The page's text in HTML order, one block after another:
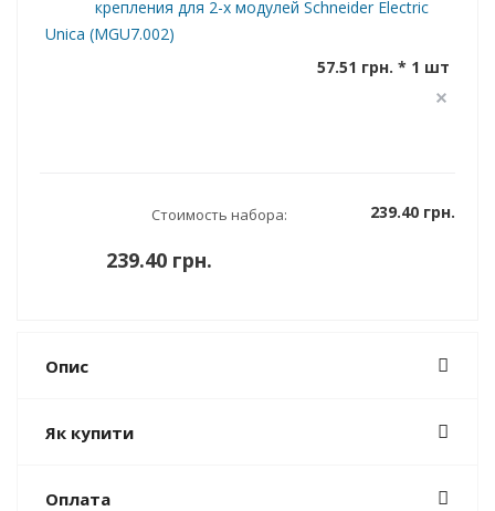
крепления для 2-х модулей Schneider Electric
Unica (MGU7.002)
57.51 грн. * 1 шт
Стоимость набора: 239.40 грн.
239.40 грн.
Опис
Як купити
Оплата